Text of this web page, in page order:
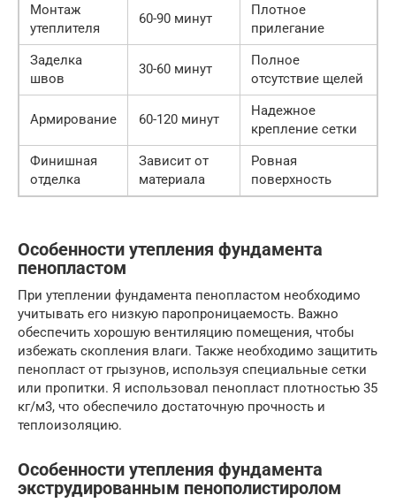
Монтаж
утеплителя
60-90 минут
Плотное
прилегание
Заделка
швов
30-60 минут
Полное
отсутствие щелей
Армирование 60-120 минут
Надежное
крепление сетки
Финишная
отделка
Зависит от
материала
Ровная
поверхность
Особенности утепления фундамента
пенопластом
При утеплении фундамента пенопластом необходимо
учитывать его низкую паропроницаемость. Важно
обеспечить хорошую вентиляцию помещения, чтобы
избежать скопления влаги. Также необходимо защитить
пенопласт от грызунов, используя специальные сетки
или пропитки. Я использовал пенопласт плотностью 35
кг/м3, что обеспечило достаточную прочность и
теплоизоляцию.
Особенности утепления фундамента
экструдированным пенополистиролом